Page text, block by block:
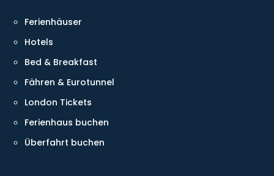
Ferienhäuser
Hotels
Bed & Breakfast
Fähren & Eurotunnel
London Tickets
Ferienhaus buchen
Überfahrt buchen